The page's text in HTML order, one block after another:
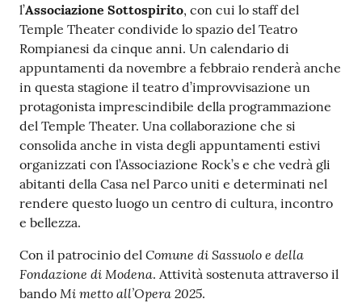
l’Associazione Sottospirito, con cui lo staff del
Temple Theater condivide lo spazio del Teatro
Rompianesi da cinque anni. Un calendario di
appuntamenti da novembre a febbraio renderà anche
in questa stagione il teatro d’improvvisazione un
protagonista imprescindibile della programmazione
del Temple Theater. Una collaborazione che si
consolida anche in vista degli appuntamenti estivi
organizzati con l’Associazione Rock’s e che vedrà gli
abitanti della Casa nel Parco uniti e determinati nel
rendere questo luogo un centro di cultura, incontro
e bellezza.
Con il patrocinio del Comune di Sassuolo e della
Fondazione di Modena. Attività sostenuta attraverso il
bando Mi metto all’Opera 2025.